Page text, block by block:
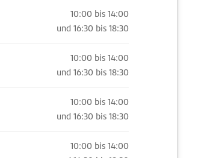
10:00 bis 14:00
und 16:30 bis 18:30
10:00 bis 14:00
und 16:30 bis 18:30
10:00 bis 14:00
und 16:30 bis 18:30
10:00 bis 14:00